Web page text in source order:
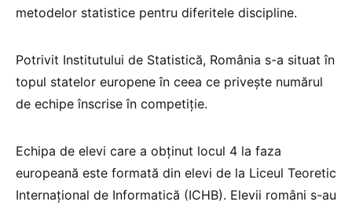
metodelor statistice pentru diferitele discipline.
Potrivit Institutului de Statistică, România s-a situat în
topul statelor europene în ceea ce privește numărul
de echipe înscrise în competiție.
Echipa de elevi care a obținut locul 4 la faza
europeană este formată din elevi de la Liceul Teoretic
Internațional de Informatică (ICHB). Elevii români s-au